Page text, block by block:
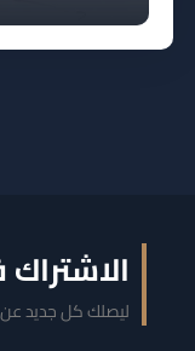
ليصلك كل جديد عن